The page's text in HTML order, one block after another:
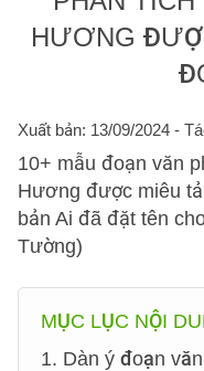
HƯƠNG
Xuất bản: 13/09/2024 -
10+ mẫu đoạn văn
Hương được miêu
bản Ai đã đặt tên
Tường)
MỤC LỤC NỘI
1. Dàn ý đoạn văn